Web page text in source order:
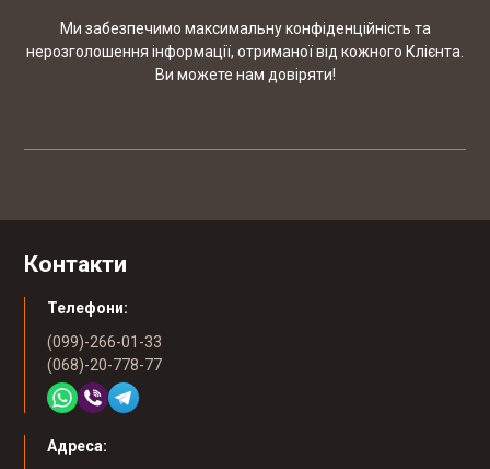
Ми забезпечимо максимальну конфіденційність та
нерозголошення інформації, отриманої від кожного Клієнта.
Ви можете нам довіряти!
Контакти
Телефони:
(099)-266-01-33
(068)-20-778-77
Адреса: